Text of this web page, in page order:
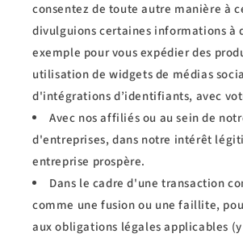
consentez de toute autre manière à
divulguions certaines informations à
exemple pour vous expédier des
utilisation de widgets de médias
d'intégrations d’identifiants, avec
Avec nos affiliés ou au sein de
d'entreprises, dans notre intérêt
entreprise prospère.
Dans le cadre d'une transaction
comme une fusion ou une faillite,
aux obligations légales applicables